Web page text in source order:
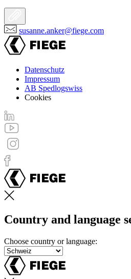
susanne.anker@fiege.com
Footer
menu
Datenschutz
Impressum
AB Spedlogswiss
Cookies
Country and language
Choose country or language: